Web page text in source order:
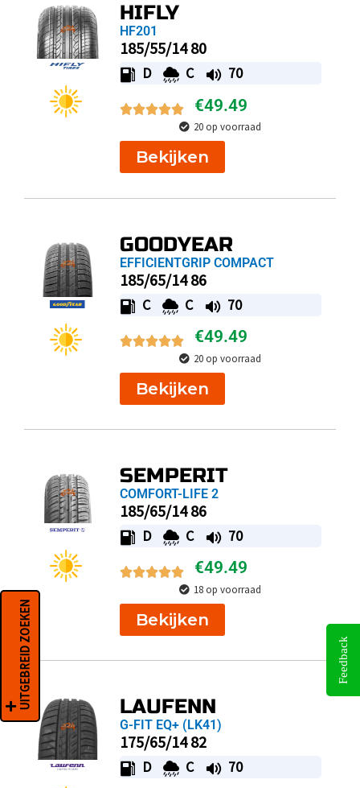
HIFLY
HF201
185/55/14 80
D C 70
€49.49
20 op voorraad
Bekijken
GOODYEAR
EFFICIENTGRIP COMPACT
185/65/14 86
C C 70
€49.49
20 op voorraad
Bekijken
SEMPERIT
COMFORT-LIFE 2
185/65/14 86
D C 70
€49.49
18 op voorraad
Bekijken
LAUFENN
G-FIT EQ+ (LK41)
175/65/14 82
D C 70
UITGEBREID ZOEKEN Feedback